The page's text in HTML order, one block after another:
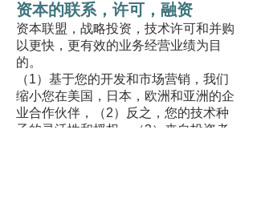
资本的联系，许可，融资
资本联盟，战略投资，技术许可和并购
以更快，更有效的业务经营业绩为目
的。
（1）基于您的开发和市场营销，我们
缩小您在美国，日本，欧洲和亚洲的企
业合作伙伴，（2）反之，您的技术种
子的灵活性和授权，（3）来自投资者